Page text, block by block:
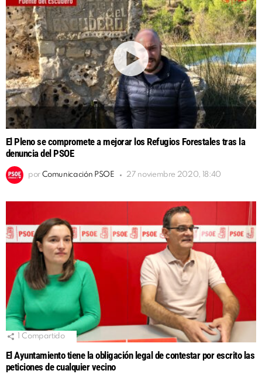
El Pleno se compromete a mejorar los Refugios Forestales tras la
denuncia del PSOE
por Comunicación PSOE 27 noviembre 2020, 18:40
Compartido
El Ayuntamiento tiene la obligación legal de contestar por escrito las
peticiones de cualquier vecino